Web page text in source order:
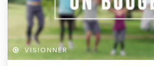
VISIONNER